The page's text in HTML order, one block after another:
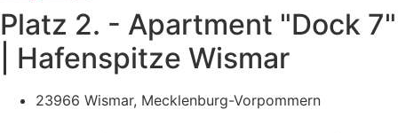
Platz 2. - Apartment "Dock 7"
| Hafenspitze Wismar​
23966 Wismar, Mecklenburg-Vorpommern